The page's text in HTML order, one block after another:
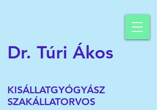
Dr. Túri Ákos
KISÁLLATGYÓGYÁSZ
SZAKÁLLATORVOS